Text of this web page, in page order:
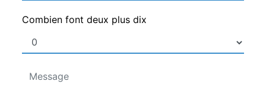
Combien font deux plus dix